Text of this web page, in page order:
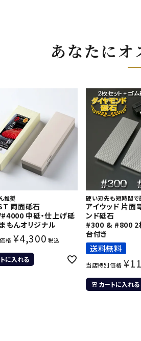
あなたにオ
推奨
両面砥石
中砥・仕上げ砥
もんオリジナル
格 ¥4,300 税込
に入れる
硬い刃先も短時間で
アイウッド 片面
ンド砥石
#300 & #800 2
台付き
送料無料
当店特別価格 ¥
カートに入れる